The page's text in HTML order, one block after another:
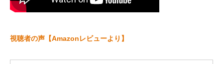
視聴者の声【Amazonレビューより】